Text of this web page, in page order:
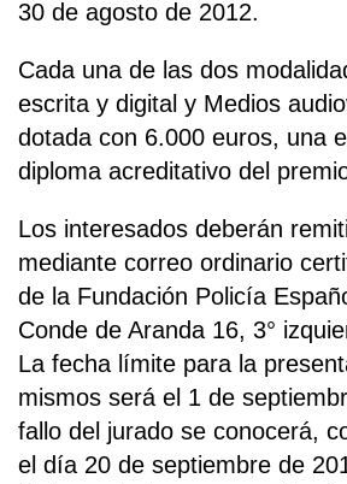
30 de agosto de 2012.
Cada una de las dos
escrita y digital y Medios
dotada con 6.000 euros, una
diploma acreditativo del
Los interesados deberán
mediante correo ordinario
de la Fundación Policía
Conde de Aranda 16, 3°
La fecha límite para la
mismos será el 1 de
fallo del jurado se conocerá,
el día 20 de septiembre de